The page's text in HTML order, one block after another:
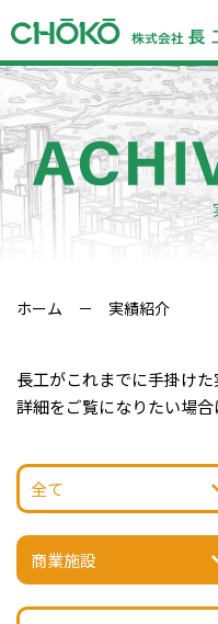
ホーム － 実績紹介
長工がこれまでに手掛けた
詳細をご覧になりたい場合
全て
商業施設